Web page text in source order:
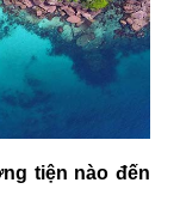
tiện nào đến